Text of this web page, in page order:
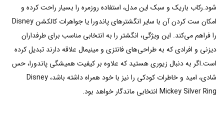
شود.رکاب باریک و سبک این مدل، استفاده روزمره را بسیار راحت کرده و
امکان ست کردن آن با سایر انگشترهای پاندورا یا جواهرات کالکشن Disney
را فراهم می‌کند. این ویژگی، انگشتر را به انتخابی مناسب برای طرفداران
دیزنی و افرادی که به طراحی‌های فانتزی و مینیمال علاقه دارند تبدیل کرده
است.اگر به دنبال زیوری هستید که علاوه بر کیفیت همیشگی پاندورا، حس
شادی، امید و خاطرات کودکی را نیز با خود همراه داشته باشد، Disney
Mickey Silver Ring انتخابی ماندگار خواهد بود.